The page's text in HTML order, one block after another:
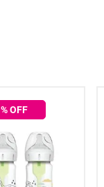
% OFF